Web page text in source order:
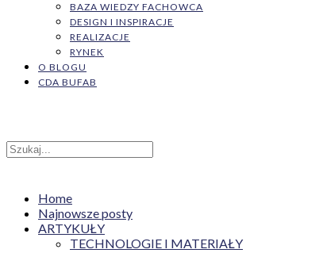
BAZA WIEDZY FACHOWCA
DESIGN I INSPIRACJE
REALIZACJE
RYNEK
O BLOGU
CDA BUFAB
Home
Najnowsze posty
ARTYKUŁY
TECHNOLOGIE I MATERIAŁY